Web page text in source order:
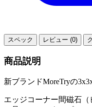
スペック レビュー (0)
商品説明
新ブランドMoreTryの
エッジコーナー間磁石